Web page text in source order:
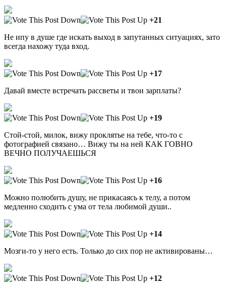
+21
Не ипу в душе где искать выход в запутанных ситуациях, зато
всегда нахожу туда вход.
+17
Давай вместе встречать рассветы и твои зарплаты?
+19
Стой-стой, милок, вижу проклятье на тебе, что-то с
фотографией связано… Вижу ты на ней КАК ГОВНО
ВЕЧНО ПОЛУЧАЕШЬСЯ
+16
Можно полюбить душу, не прикасаясь к телу, а потом
медленно сходить с ума от тела любимой души..
+14
Мозги-то у него есть. Только до сих пор не активированы…
+12